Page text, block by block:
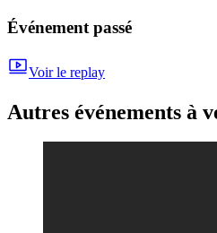
Événement passé
Voir le replay
Autres événements à